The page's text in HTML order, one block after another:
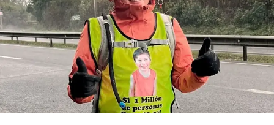
Pese a la gravedad a la gravedad de los hechos, no se
registraron declaraciones públicas de su partido ni
sanciones políticas posteriores.
Recordemos que el 21 de Septiembre de 1883 se produjo
la Toma de Posesión del Estrecho de Magallanes, donde
el capitán Juan Guillermos y 23 tripulantes a bordo de la
Goleta de Guerra Ancud de la Armada tomaron posesión
de estas tierras patagónicas donde izaron la bandera
nacional declarando este territorio como parte de Chile.